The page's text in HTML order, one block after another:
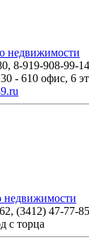
недвижимости
8-919-908-99-14
- 610 офис, 6
(3412) 47-77-85
с торца